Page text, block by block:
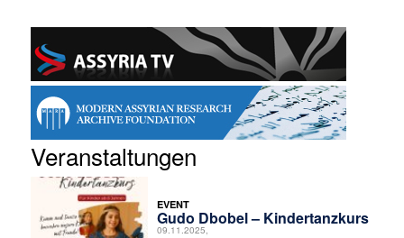
Veranstaltungen
EVENT
Gudo Dbobel – Kindertanzkurs
09.11.2025,